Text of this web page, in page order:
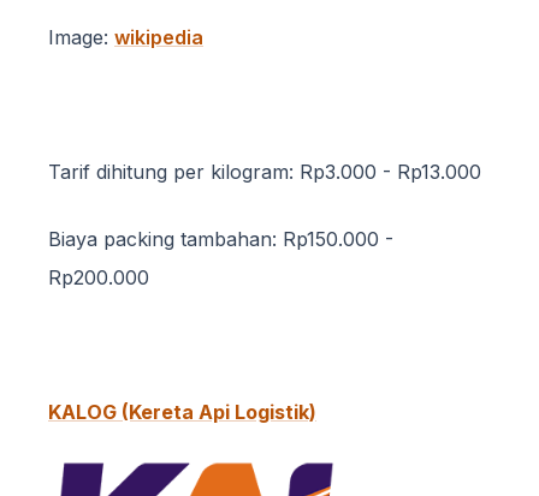
Image: wikipedia
Tarif dihitung per kilogram: Rp3.000 - Rp13.000
Biaya packing tambahan: Rp150.000 -
Rp200.000
KALOG (Kereta Api Logistik)